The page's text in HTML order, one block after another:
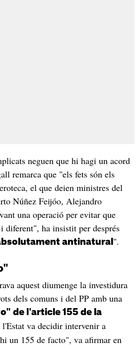
neguen que hi hagi un acord
remarca que "els fets són els
el que deien ministres del
Núñez Feijóo, Alejandro
una operació per evitar que
ha insistit per després
antinatural ".
aquest diumenge la investidura
dels comuns i del PP amb una
de l'article 155 de la
va decidir intervenir a
un 155 de facto", va afirmar en